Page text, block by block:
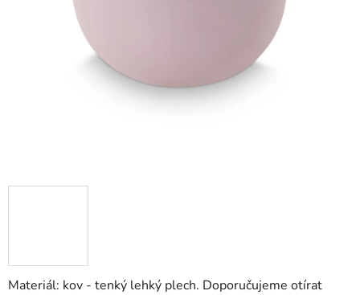
Materiál: kov - tenký lehký plech. Doporučujeme otírat